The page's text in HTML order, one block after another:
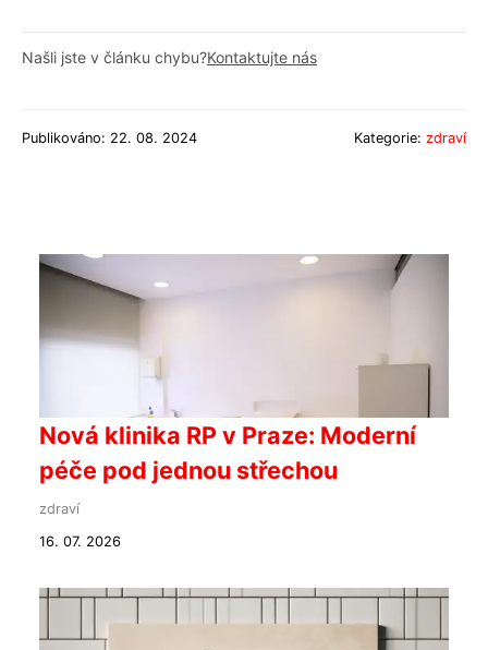
Našli jste v článku chybu?Kontaktujte nás
Publikováno: 22. 08. 2024 Kategorie: zdraví
Nová klinika RP v Praze: Moderní
péče pod jednou střechou
zdraví
16. 07. 2026